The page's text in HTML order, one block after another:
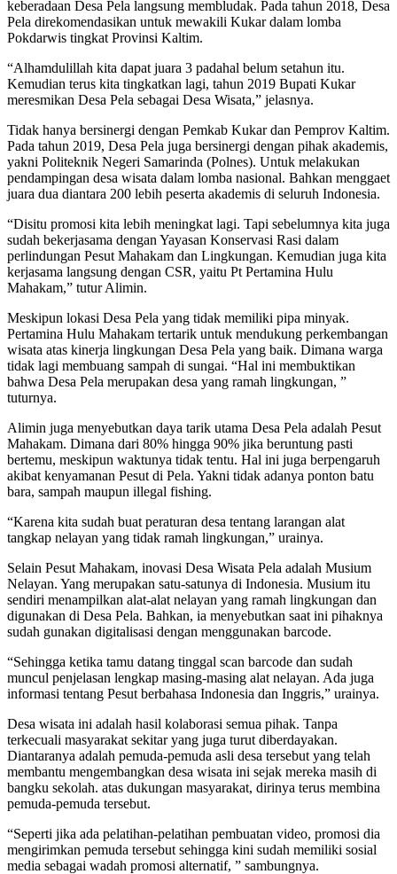
keberadaan Desa Pela langsung membludak. Pada tahun 2018, Desa
Pela direkomendasikan untuk mewakili Kukar dalam lomba
Pokdarwis tingkat Provinsi Kaltim.
“Alhamdulillah kita dapat juara 3 padahal belum setahun itu.
Kemudian terus kita tingkatkan lagi, tahun 2019 Bupati Kukar
meresmikan Desa Pela sebagai Desa Wisata,” jelasnya.
Tidak hanya bersinergi dengan Pemkab Kukar dan Pemprov Kaltim.
Pada tahun 2019, Desa Pela juga bersinergi dengan pihak akademis,
yakni Politeknik Negeri Samarinda (Polnes). Untuk melakukan
pendampingan desa wisata dalam lomba nasional. Bahkan menggaet
juara dua diantara 200 lebih peserta akademis di seluruh Indonesia.
“Disitu promosi kita lebih meningkat lagi. Tapi sebelumnya kita juga
sudah bekerjasama dengan Yayasan Konservasi Rasi dalam
perlindungan Pesut Mahakam dan Lingkungan. Kemudian juga kita
kerjasama langsung dengan CSR, yaitu Pt Pertamina Hulu
Mahakam,” tutur Alimin.
Meskipun lokasi Desa Pela yang tidak memiliki pipa minyak.
Pertamina Hulu Mahakam tertarik untuk mendukung perkembangan
wisata atas kinerja lingkungan Desa Pela yang baik. Dimana warga
tidak lagi membuang sampah di sungai. “Hal ini membuktikan
bahwa Desa Pela merupakan desa yang ramah lingkungan, ”
tuturnya.
Alimin juga menyebutkan daya tarik utama Desa Pela adalah Pesut
Mahakam. Dimana dari 80% hingga 90% jika beruntung pasti
bertemu, meskipun waktunya tidak tentu. Hal ini juga berpengaruh
akibat kenyamanan Pesut di Pela. Yakni tidak adanya ponton batu
bara, sampah maupun illegal fishing.
“Karena kita sudah buat peraturan desa tentang larangan alat
tangkap nelayan yang tidak ramah lingkungan,” urainya.
Selain Pesut Mahakam, inovasi Desa Wisata Pela adalah Musium
Nelayan. Yang merupakan satu-satunya di Indonesia. Musium itu
sendiri menampilkan alat-alat nelayan yang ramah lingkungan dan
digunakan di Desa Pela. Bahkan, ia menyebutkan saat ini pihaknya
sudah gunakan digitalisasi dengan menggunakan barcode.
“Sehingga ketika tamu datang tinggal scan barcode dan sudah
muncul penjelasan lengkap masing-masing alat nelayan. Ada juga
informasi tentang Pesut berbahasa Indonesia dan Inggris,” urainya.
Desa wisata ini adalah hasil kolaborasi semua pihak. Tanpa
terkecuali masyarakat sekitar yang juga turut diberdayakan.
Diantaranya adalah pemuda-pemuda asli desa tersebut yang telah
membantu mengembangkan desa wisata ini sejak mereka masih di
bangku sekolah. atas dukungan masyarakat, dirinya terus membina
pemuda-pemuda tersebut.
“Seperti jika ada pelatihan-pelatihan pembuatan video, promosi dia
mengirimkan pemuda tersebut sehingga kini sudah memiliki sosial
media sebagai wadah promosi alternatif, ” sambungnya.